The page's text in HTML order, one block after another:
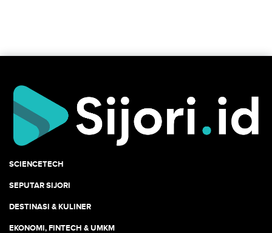
SCIENCETECH
SEPUTAR SIJORI
DESTINASI & KULINER
EKONOMI, FINTECH & UMKM